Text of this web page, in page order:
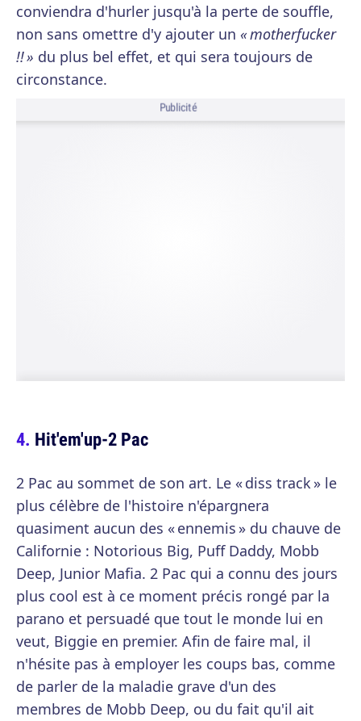
conviendra d'hurler jusqu'à la perte de souffle,
non sans omettre d'y ajouter un « motherfucker
!! » du plus bel effet, et qui sera toujours de
circonstance.
Publicité
Hit'em'up-2 Pac
2 Pac au sommet de son art. Le « diss track » le
plus célèbre de l'histoire n'épargnera
quasiment aucun des « ennemis » du chauve de
Californie : Notorious Big, Puff Daddy, Mobb
Deep, Junior Mafia. 2 Pac qui a connu des jours
plus cool est à ce moment précis rongé par la
parano et persuadé que tout le monde lui en
veut, Biggie en premier. Afin de faire mal, il
n'hésite pas à employer les coups bas, comme
de parler de la maladie grave d'un des
membres de Mobb Deep, ou du fait qu'il ait